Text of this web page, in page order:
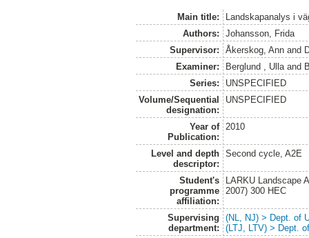
Main title:
Landskapanalys i
Authors:
Johansson, Frida
Supervisor:
Åkerskog, Ann and
Examiner:
Berglund , Ulla and
Series:
UNSPECIFIED
Volume/Sequential
designation:
UNSPECIFIED
Year of
Publication:
2010
Level and depth
descriptor:
Second cycle, A2E
Student's
programme
affiliation:
LARKU Landscape
2007) 300 HEC
Supervising
department:
(NL, NJ) > Dept. of
(LTJ, LTV) > Dept.